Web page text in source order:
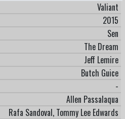
Valiant
2015
Sen
The Dream
Jeff Lemire
Butch Guice
-
Allen Passalaqua
Rafa Sandoval, Tommy Lee Edwards